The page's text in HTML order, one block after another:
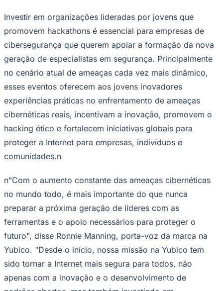
Sport
cibersegurança que querem apoiar a formação da nova
geração de especialistas em segurança. Principalmente
no cenário atual de ameaças cada vez mais dinâmico,
esses eventos oferecem aos jovens inovadores
experiências práticas no enfrentamento de ameaças
cibernéticas reais, incentivam a inovação, promovem o
hacking ético e fortalecem iniciativas globais para
proteger a Internet para empresas, indivíduos e
comunidades.n
n"Com o aumento constante das ameaças cibernéticas
preparar a próxima geração de líderes com as
ferramentas e o apoio necessários para proteger o
futuro", disse Ronnie Manning, porta-voz da marca na
Yubico. "Desde o início, nossa missão na Yubico tem
sido tornar a Internet mais segura para todos, não
apenas com a inovação e o desenvolvimento de
padrões abertos, mas também investindo em
experiências práticas para que jovens talentos possam